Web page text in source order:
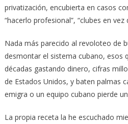
privatización, encubierta en casos
“hacerlo profesional”, “clubes en
Nada más parecido al revoloteo de
desmontar el sistema cubano, esos
décadas gastando dinero, cifras
de Estados Unidos, y baten palmas
emigra o un equipo cubano pierde
La propia receta la he escuchado